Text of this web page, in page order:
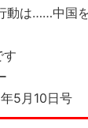
動は……中国
す
5月10日号